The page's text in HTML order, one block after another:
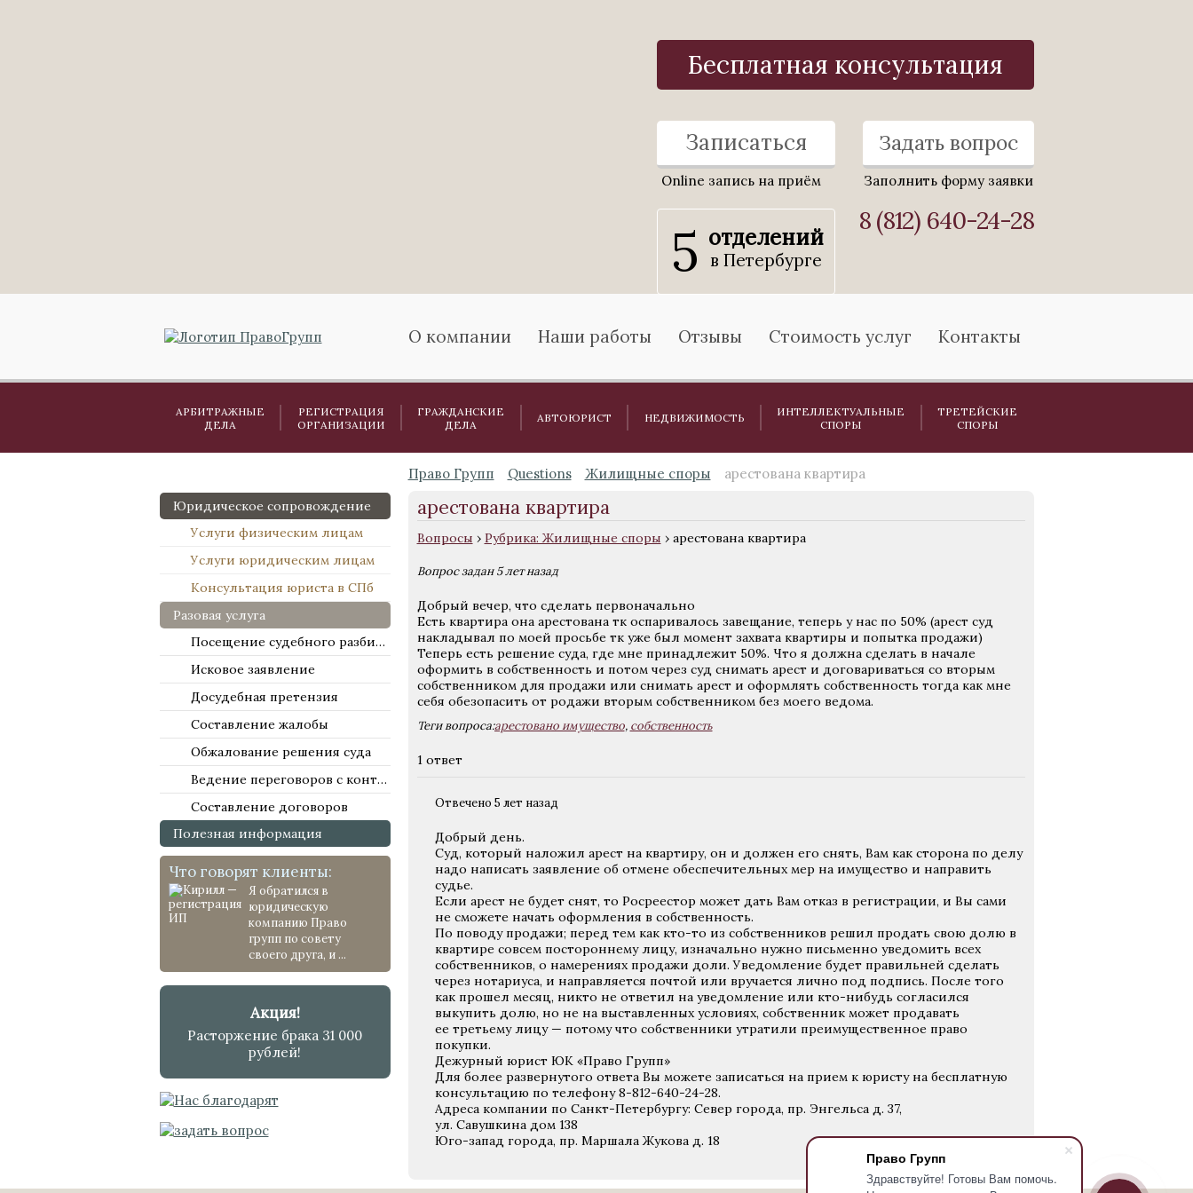
Право Групп
Здравствуйте! Готовы Вам помочь.
Бесплатная консультация
Записаться
Online запись на приём
Задать вопрос
Заполнить форму заявки
5 отделений
в Петербурге
8 (812) 640-24-28
О компании Наши работы Отзывы Стоимость услуг Контакты
АРБИТРАЖНЫЕ
ДЕЛА
РЕГИСТРАЦИЯ
ОРГАНИЗАЦИИ
ГРАЖДАНСКИЕ
ДЕЛА
АВТОЮРИСТ НЕДВИЖИМОСТЬ
ИНТЕЛЛЕКТУАЛЬНЫЕ
СПОРЫ
ТРЕТЕЙСКИЕ
СПОРЫ
Юридическое сопровождение
Услуги физическим лицам
Услуги юридическим лицам
Консультация юриста в СПб
Разовая услуга
Посещение судебного разбирательства
Исковое заявление
Досудебная претензия
Составление жалобы
Обжалование решения суда
Ведение переговоров с контрагентами
Составление договоров
Полезная информация
Что говорят клиенты:
Я обратился в
юридическую
компанию Право
групп по совету
своего друга, и ...
Акция!
Расторжение брака 31 000
рублей!
Право Групп Questions Жилищные споры арестована квартира
арестована квартира
Вопросы › Рубрика: Жилищные споры › арестована квартира
Вопрос задан 5 лет назад
Добрый вечер, что сделать первоначально
Есть квартира она арестована тк оспаривалось завещание, теперь у нас по 50% (арест суд
накладывал по моей просьбе тк уже был момент захвата квартиры и попытка продажи)
Теперь есть решение суда, где мне принадлежит 50%. Что я должна сделать в начале
оформить в собственность и потом через суд снимать арест и договариваться со вторым
собственником для продажи или снимать арест и оформлять собственность тогда как мне
себя обезопасить от родажи вторым собственником без моего ведома.
Теги вопроса:арестовано имущество, собственность
1 ответ
Отвечено 5 лет назад
Добрый день.
Суд, который наложил арест на квартиру, он и должен его снять, Вам как сторона по делу
надо написать заявление об отмене обеспечительных мер на имущество и направить
судье.
Если арест не будет снят, то Росреестор может дать Вам отказ в регистрации, и Вы сами
не сможете начать оформления в собственность.
По поводу продажи; перед тем как кто-то из собственников решил продать свою долю в
квартире совсем постороннему лицу, изначально нужно письменно уведомить всех
собственников, о намерениях продажи доли. Уведомление будет правильней сделать
через нотариуса, и направляется почтой или вручается лично под подпись. После того
как прошел месяц, никто не ответил на уведомление или кто-нибудь согласился
выкупить долю, но не на выставленных условиях, собственник может продавать
ее третьему лицу — потому что собственники утратили преимущественное право
покупки.
Дежурный юрист ЮК «Право Групп»
Для более развернутого ответа Вы можете записаться на прием к юристу на бесплатную
консультацию по телефону 8-812-640-24-28.
Адреса компании по Санкт-Петербургу: Север города, пр. Энгельса д. 37,
ул. Савушкина дом 138
Юго-запад города, пр. Маршала Жукова д. 18